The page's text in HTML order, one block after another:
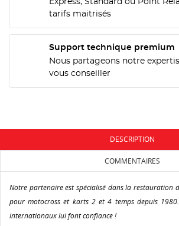
tarifs maitrisés
Support technique premium
Nous partageons notre
vous conseiller
DESCRIPTION
COMMENTAIRES
Notre partenaire est spécialisé dans la restauration
pour motocross et karts 2 et 4 temps depuis
internationaux lui font confiance !
MES LISTES
add_circle_outline Créer une
Annuler Créer une
Vous devez être connecté pour
à votre liste d'envies.